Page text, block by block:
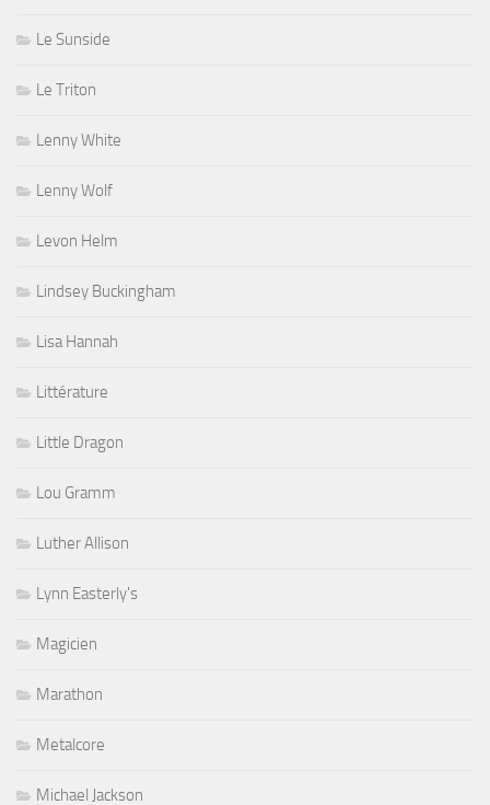
Le Sunside
Le Triton
Lenny White
Lenny Wolf
Levon Helm
Lindsey Buckingham
Lisa Hannah
Littérature
Little Dragon
Lou Gramm
Luther Allison
Lynn Easterly's
Magicien
Marathon
Metalcore
Michael Jackson